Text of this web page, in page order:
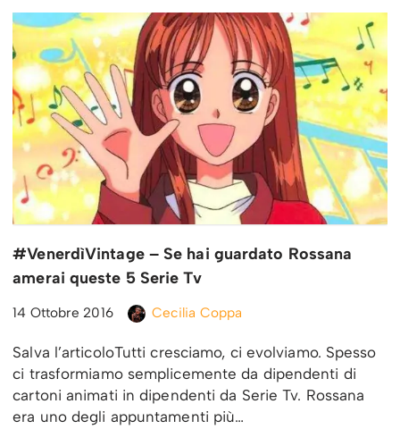
#‎VenerdìVintage‬ – Se hai guardato Rossana
amerai queste 5 Serie Tv
14 Ottobre 2016 Cecilia Coppa
Salva l’articoloTutti cresciamo, ci evolviamo. Spesso
ci trasformiamo semplicemente da dipendenti di
cartoni animati in dipendenti da Serie Tv. Rossana
era uno degli appuntamenti più…